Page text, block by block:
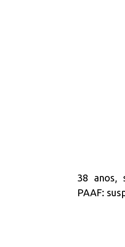
38 anos,
PAAF: